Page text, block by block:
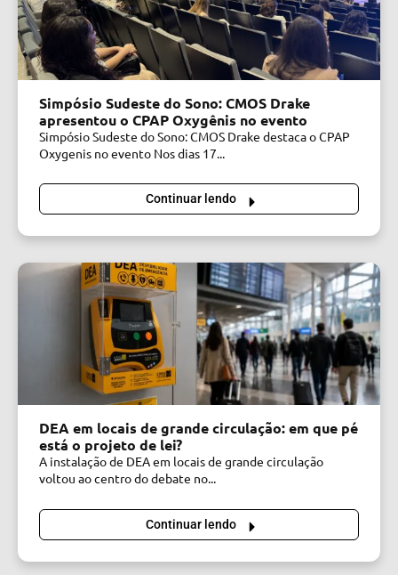
Simpósio Sudeste do Sono: CMOS Drake
apresentou o CPAP Oxygênis no evento
Simpósio Sudeste do Sono: CMOS Drake destaca o CPAP
Oxygenis no evento Nos dias 17...
Continuar lendo
DEA em locais de grande circulação: em que pé
está o projeto de lei?
A instalação de DEA em locais de grande circulação
voltou ao centro do debate no...
Continuar lendo